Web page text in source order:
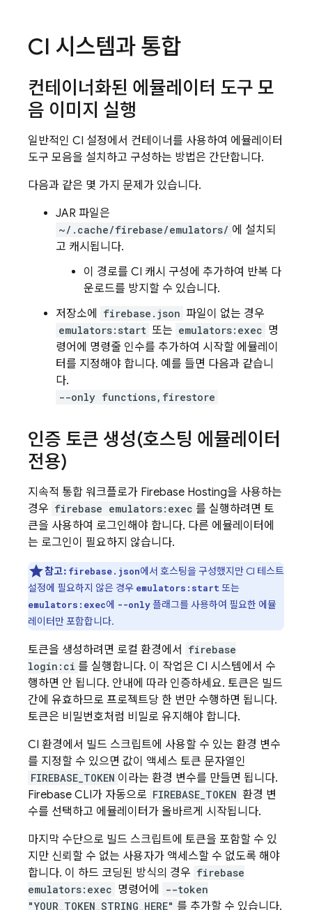
CI 시스템과 통합
컨테이너화된 에뮬레이터 도구 모
음 이미지 실행
일반적인 CI 설정에서 컨테이너를 사용하여 에뮬레이터
도구 모음을 설치하고 구성하는 방법은 간단합니다.
다음과 같은 몇 가지 문제가 있습니다.
JAR 파일은
~/.cache/firebase/emulators/ 에 설치되
고 캐시됩니다.
이 경로를 CI 캐시 구성에 추가하여 반복 다
운로드를 방지할 수 있습니다.
저장소에
firebase.json 파일이 없는 경우
emulators:start 또는 emulators:exec 명
령어에 명령줄 인수를 추가하여 시작할 에뮬레이
터를 지정해야 합니다. 예를 들면 다음과 같습니
다.
--only functions,firestore
인증 토큰 생성(호스팅 에뮬레이터
전용)
지속적 통합 워크플로가 Firebase Hosting을 사용하는
경우 firebase emulators:exec 를 실행하려면 토
큰을 사용하여 로그인해야 합니다. 다른 에뮬레이터에
는 로그인이 필요하지 않습니다.
참고: firebase.json에서 호스팅을 구성했지만 CI 테스트
설정에 필요하지 않은 경우 emulators:start 또는
emulators:exec에 --only플래그를 사용하여 필요한 에뮬
레이터만 포함합니다.
토큰을 생성하려면 로컬 환경에서
firebase
login:ci 를 실행합니다. 이 작업은 CI 시스템에서 수
행하면 안 됩니다. 안내에 따라 인증하세요. 토큰은 빌드
간에 유효하므로 프로젝트당 한 번만 수행하면 됩니다.
토큰은 비밀번호처럼 비밀로 유지해야 합니다.
CI 환경에서 빌드 스크립트에 사용할 수 있는 환경 변수
를 지정할 수 있으면 값이 액세스 토큰 문자열인
FIREBASE_TOKEN 이라는 환경 변수를 만들면 됩니다.
Firebase CLI가 자동으로 FIREBASE_TOKEN 환경 변
수를 선택하고 에뮬레이터가 올바르게 시작됩니다.
마지막 수단으로 빌드 스크립트에 토큰을 포함할 수 있
지만 신뢰할 수 없는 사용자가 액세스할 수 없도록 해야
합니다. 이 하드 코딩된 방식의 경우 firebase
emulators:exec 명령어에
--token
"YOUR_TOKEN_STRING_HERE" 를 추가할 수 있습니다.